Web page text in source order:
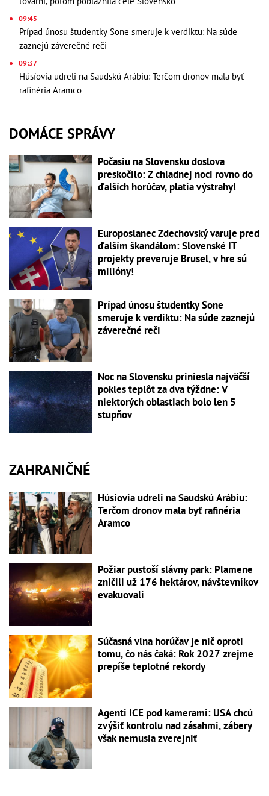
09:45
Prípad únosu študentky Sone smeruje k verdiktu: Na súde
zaznejú záverečné reči
09:37
Húsíovia udreli na Saudskú Arábiu: Terčom dronov mala byť
rafinéria Aramco
DOMÁCE SPRÁVY
Počasiu na Slovensku doslova
preskočilo: Z chladnej noci rovno do
ďalších horúčav, platia výstrahy!
Europoslanec Zdechovský varuje pred
ďalším škandálom: Slovenské IT
projekty preveruje Brusel, v hre sú
milióny!
Prípad únosu študentky Sone
smeruje k verdiktu: Na súde zaznejú
záverečné reči
Noc na Slovensku priniesla najväčší
pokles teplôt za dva týždne: V
niektorých oblastiach bolo len 5
stupňov
ZAHRANIČNÉ
Húsíovia udreli na Saudskú Arábiu:
Terčom dronov mala byť rafinéria
Aramco
Požiar pustoší slávny park: Plamene
zničili už 176 hektárov, návštevníkov
evakuovali
Súčasná vlna horúčav je nič oproti
tomu, čo nás čaká: Rok 2027 zrejme
prepíše teplotné rekordy
Agenti ICE pod kamerami: USA chcú
zvýšiť kontrolu nad zásahmi, zábery
však nemusia zverejniť